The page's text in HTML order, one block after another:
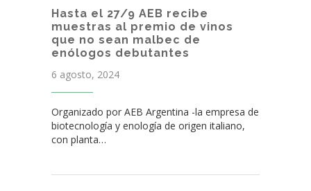
Hasta el 27/9 AEB recibe
muestras al premio de vinos
que no sean malbec de
enólogos debutantes
6 agosto, 2024
Organizado por AEB Argentina -la empresa de
biotecnología y enología de origen italiano,
con planta…